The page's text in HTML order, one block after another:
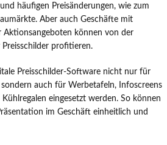
häufigen Preisänderungen, wie zum
Aber auch Geschäfte mit
Aktionsangeboten können von der
profitieren.
Preisschilder-Software nicht nur für
sondern auch für Werbetafeln, Infoscreens
eingesetzt werden. So können
im Geschäft einheitlich und